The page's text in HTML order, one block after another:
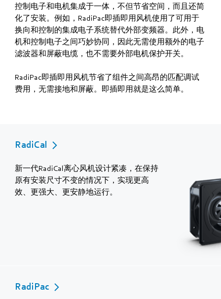
控制电子和电机集成于一体，不但节省空间，而且还简
化了安装。例如，RadiPac即插即用风机使用了可用于
换向和控制的集成电子系统替代外部变频器。此外，电
机和控制电子之间巧妙协同，因此无需使用额外的电子
滤波器和屏蔽电缆，也不需要外部电机保护开关。
RadiPac即插即用风机节省了组件之间高昂的匹配调试
费用，无需接地和屏蔽。即插即用就是这么简单。
RadiCal
新一代RadiCal离心风机设计紧凑，在保持
原有安装尺寸不变的情况下，实现更高
效、更强大、更安静地运行。
RadiPac